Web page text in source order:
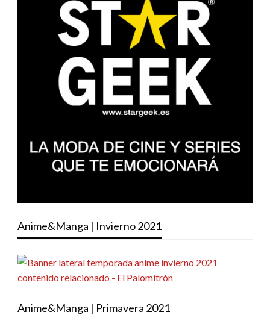
Anime&Manga | Invierno 2021
Anime&Manga | Primavera 2021